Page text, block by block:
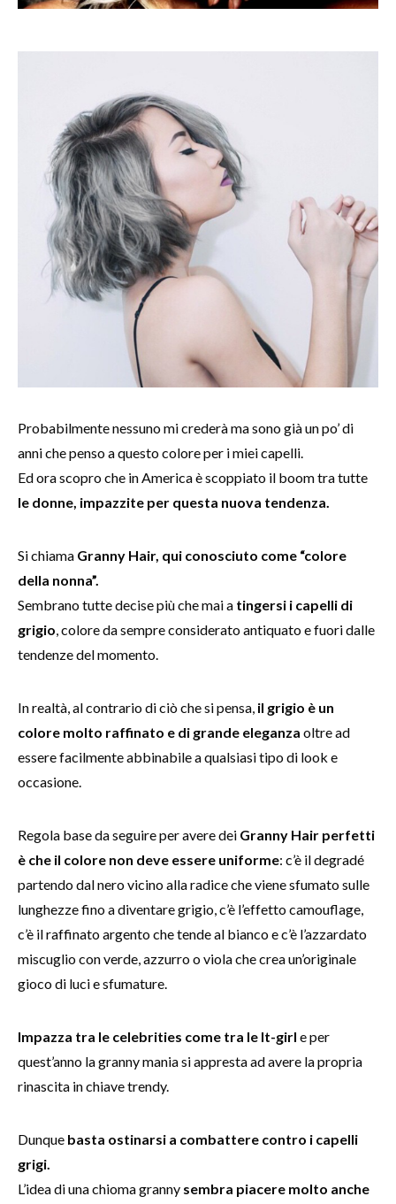
Probabilmente nessuno mi crederà ma sono già un po’ di
anni che penso a questo colore per i miei capelli.
Ed ora scopro che in America è scoppiato il boom tra tutte
le donne, impazzite per questa nuova tendenza.
Si chiama Granny Hair, qui conosciuto come “colore
della nonna”.
Sembrano tutte decise più che mai a tingersi i capelli di
grigio, colore da sempre considerato antiquato e fuori dalle
tendenze del momento.
In realtà, al contrario di ciò che si pensa, il grigio è un
colore molto raffinato e di grande eleganza oltre ad
essere facilmente abbinabile a qualsiasi tipo di look e
occasione.
Regola base da seguire per avere dei Granny Hair perfetti
è che il colore non deve essere uniforme: c’è il degradé
partendo dal nero vicino alla radice che viene sfumato sulle
lunghezze fino a diventare grigio, c’è l’effetto camouflage,
c’è il raffinato argento che tende al bianco e c’è l’azzardato
miscuglio con verde, azzurro o viola che crea un’originale
gioco di luci e sfumature.
Impazza tra le celebrities come tra le It-girl e per
quest’anno la granny mania si appresta ad avere la propria
rinascita in chiave trendy.
Dunque basta ostinarsi a combattere contro i capelli
grigi.
L’idea di una chioma granny sembra piacere molto anche